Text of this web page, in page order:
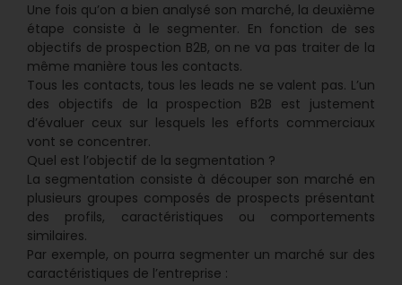
Une fois qu’on a bien analysé son marché, la deuxième
étape consiste à le segmenter. En fonction de ses
objectifs de prospection B2B, on ne va pas traiter de la
même manière tous les contacts.
Tous les contacts, tous les leads ne se valent pas. L’un
des objectifs de la prospection B2B est justement
d’évaluer ceux sur lesquels les efforts commerciaux
vont se concentrer.
Quel est l’objectif de la segmentation ?
La segmentation consiste à découper son marché en
plusieurs groupes composés de prospects présentant
des profils, caractéristiques ou comportements
similaires.
Par exemple, on pourra segmenter un marché sur des
caractéristiques de l’entreprise :